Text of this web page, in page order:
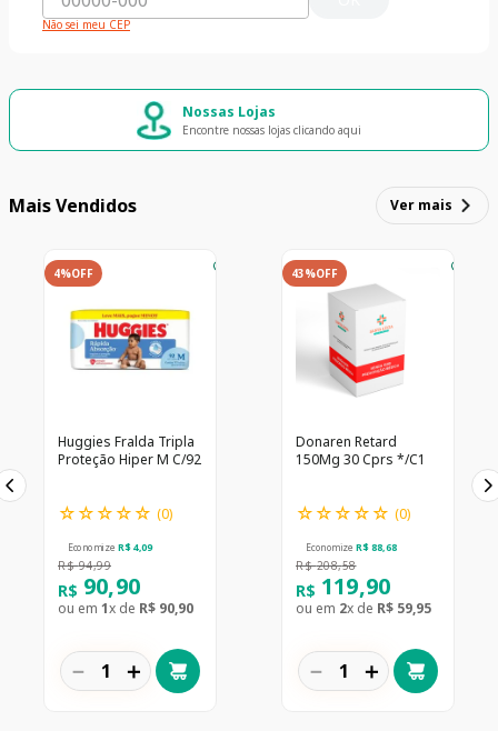
Não sei meu CEP
Nossas Lojas
Encontre nossas lojas clicando aqui
Mais Vendidos Ver mais
4%OFF
Huggies Fralda Tripla
Proteção Hiper M C/92
☆☆☆☆☆ (0)
Economize R$ 4,09
R$ 94,99
R$ 90,90
ou em 1x de R$ 90,90
＋
－
43%OFF
Donaren Retard
150Mg 30 Cprs */C1
☆☆☆☆☆ (0)
Economize R$ 88,68
R$ 208,58
R$ 119,90
ou em 2x de R$ 59,95
＋
－